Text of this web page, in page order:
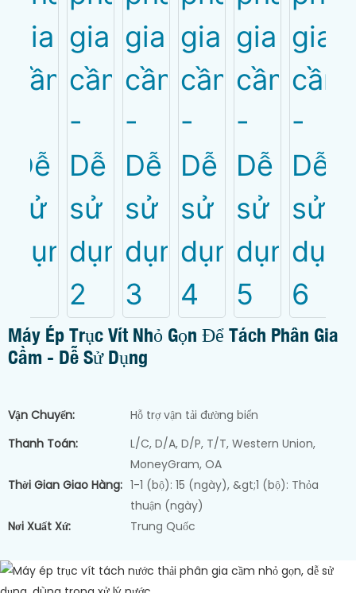
Máy Ép Trục Vít Nhỏ Gọn Để Tách Phân Gia
Cầm - Dễ Sử Dụng
Vận Chuyển:
Hỗ trợ vận tải đường biển
Thanh Toán:
L/C, D/A, D/P, T/T, Western Union,
MoneyGram, OA
Thời Gian Giao Hàng: 1-1 (bộ): 15 (ngày), &gt;1 (bộ): Thỏa
thuận (ngày)
Nơi Xuất Xứ:
Trung Quốc